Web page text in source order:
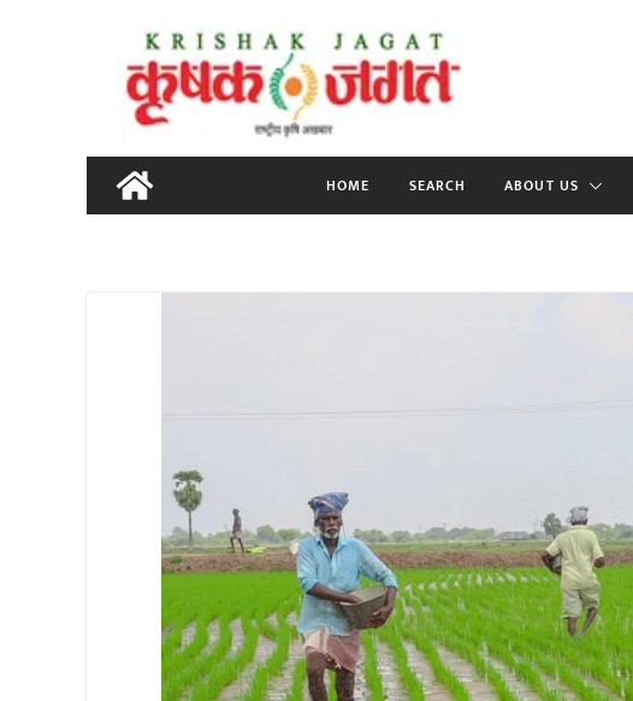
content
HOME SEARCH ABOUT US